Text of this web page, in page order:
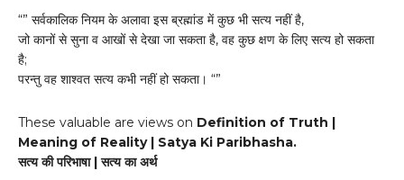
“” सर्वकालिक नियम के अलावा इस ब्रह्मांड में कुछ भी सत्य नहीं है,
जो कानों से सुना व आखों से देखा जा सकता है, वह कुछ क्षण के लिए सत्य हो सकता
है;
परन्तु वह शाश्वत सत्य कभी नहीं हो सकता। “”
These valuable are views on Definition of Truth |
Meaning of Reality | Satya Ki Paribhasha.
सत्य की परिभाषा | सत्य का अर्थ